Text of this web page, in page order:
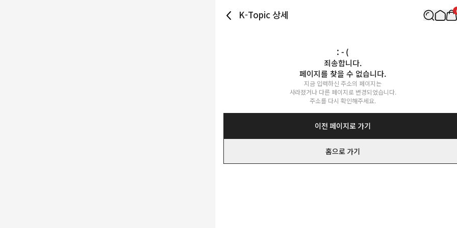
K-Topic 상세
: - (
죄송합니다.
페이지를 찾을 수 없습니다.
지금 입력하신 주소의 페이지는
사라졌거나 다른 페이지로 변경되었습니다.
주소를 다시 확인해주세요.
이전 페이지로 가기
홈으로 가기